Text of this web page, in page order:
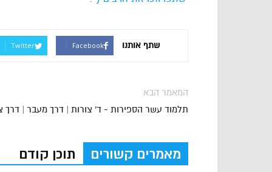
שתף אותנו Facebook
Twitter
המאמר הבא
תלמוד עשר הספירות - ד' צורות | דרך מעבר | דרך
מאמרים קשורים תוכן קודם